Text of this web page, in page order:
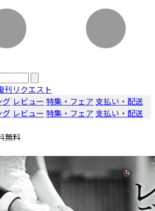
刊リクエスト
グ レビュー 特集・フェア 支払い・配送
グ レビュー 特集・フェア 支払い・配送
無料